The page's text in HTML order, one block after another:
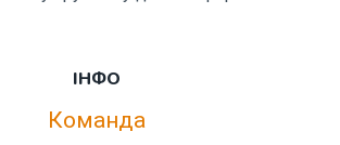
ІНФО
Команда